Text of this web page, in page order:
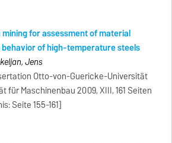
for assessment of material
of high-temperature steels
Jens
Otto-von-Guericke-Universität
für Maschinenbau 2009, XIII, 161 Seiten
Seite 155-161]